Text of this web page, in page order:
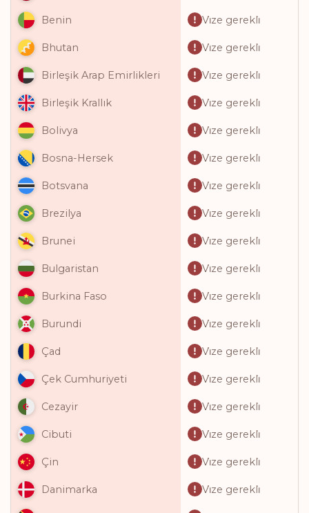
Benin Vi̇ze gerekli̇
Bhutan Vi̇ze gerekli̇
Birleşik Arap Emirlikleri Vi̇ze gerekli̇
Birleşik Krallık Vi̇ze gerekli̇
Bolivya Vi̇ze gerekli̇
Bosna-Hersek Vi̇ze gerekli̇
Botsvana Vi̇ze gerekli̇
Brezilya Vi̇ze gerekli̇
Brunei Vi̇ze gerekli̇
Bulgaristan Vi̇ze gerekli̇
Burkina Faso Vi̇ze gerekli̇
Burundi Vi̇ze gerekli̇
Çad Vi̇ze gerekli̇
Çek Cumhuriyeti Vi̇ze gerekli̇
Cezayir Vi̇ze gerekli̇
Cibuti Vi̇ze gerekli̇
Çin Vi̇ze gerekli̇
Danimarka Vi̇ze gerekli̇